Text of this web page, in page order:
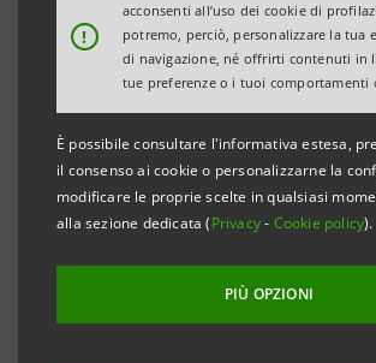
!
acconsenti all’uso dei cookie di
potremo, perciò, personalizzare la tua
di navigazione, né offrirti contenuti in
tue preferenze o i tuoi comportamenti
È possibile consultare l'informativa estesa,
il consenso ai cookie o personalizzarne la
modificare le proprie scelte in qualsiasi
alla sezione dedicata (Privacy- Cookie policy).
PIÙ OPZIONI
Torino, Milano, 26 agosto 2024– Intesa
relazione all’esecuzione del
azioni proprie finalizzato
comunicato al mercato il 27 maggio
giugno 2024, informa, ai sensi dell’art.
Regolamento Delegato UE 2016/1052
Commissione dell’ 8 marzo 2016, che
19 agosto al 23 agosto 2024 - in base